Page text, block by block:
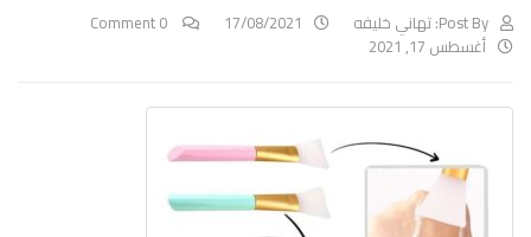
Post By: تهاني خليفه 17/08/2021
أغسطس 17, 2021